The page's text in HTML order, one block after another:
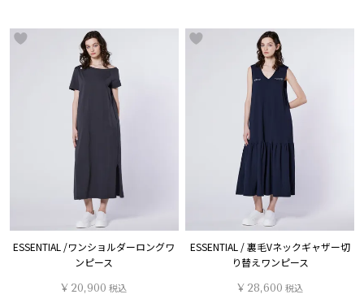
ESSENTIAL /ワンショルダーロングワ
ンピース
¥ 20,900 税込
ESSENTIAL / 裏毛Vネックギャザー切
り替えワンピース
¥ 28,600 税込